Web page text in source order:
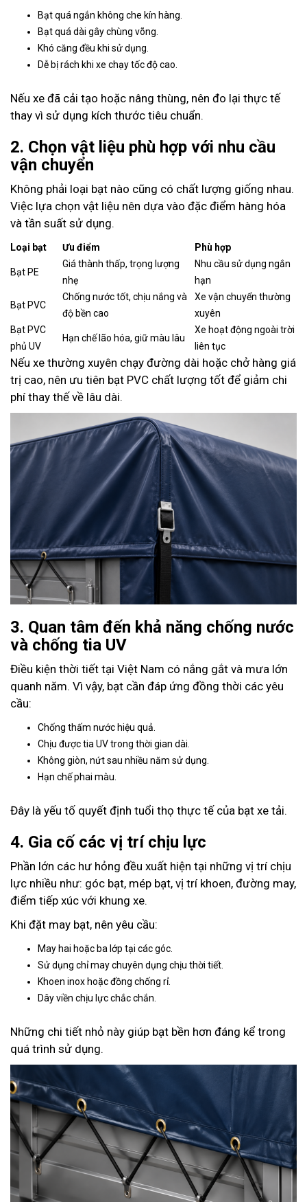
Bạt quá ngắn không che kín hàng.
Bạt quá dài gây chùng võng.
Khó căng đều khi sử dụng.
Dễ bị rách khi xe chạy tốc độ cao.
Nếu xe đã cải tạo hoặc nâng thùng, nên đo lại thực tế
thay vì sử dụng kích thước tiêu chuẩn.
2. Chọn vật liệu phù hợp với nhu cầu
vận chuyển
Không phải loại bạt nào cũng có chất lượng giống nhau.
Việc lựa chọn vật liệu nên dựa vào đặc điểm hàng hóa
và tần suất sử dụng.
Loại bạt Ưu điểm Phù hợp
Bạt PE
Giá thành thấp, trọng lượng
nhẹ
Nhu cầu sử dụng ngắn
hạn
Bạt PVC
Chống nước tốt, chịu nắng và
độ bền cao
Xe vận chuyển thường
xuyên
Bạt PVC
phủ UV
Hạn chế lão hóa, giữ màu lâu
Xe hoạt động ngoài trời
liên tục
Nếu xe thường xuyên chạy đường dài hoặc chở hàng giá
trị cao, nên ưu tiên bạt PVC chất lượng tốt để giảm chi
phí thay thế về lâu dài.
3. Quan tâm đến khả năng chống nước
và chống tia UV
Điều kiện thời tiết tại Việt Nam có nắng gắt và mưa lớn
quanh năm. Vì vậy, bạt cần đáp ứng đồng thời các yêu
cầu:
Chống thấm nước hiệu quả.
Chịu được tia UV trong thời gian dài.
Không giòn, nứt sau nhiều năm sử dụng.
Hạn chế phai màu.
Đây là yếu tố quyết định tuổi thọ thực tế của bạt xe tải.
4. Gia cố các vị trí chịu lực
Phần lớn các hư hỏng đều xuất hiện tại những vị trí chịu
lực nhiều như: góc bạt, mép bạt, vị trí khoen, đường may,
điểm tiếp xúc với khung xe.
Khi đặt may bạt, nên yêu cầu:
May hai hoặc ba lớp tại các góc.
Sử dụng chỉ may chuyên dụng chịu thời tiết.
Khoen inox hoặc đồng chống rỉ.
Dây viền chịu lực chắc chắn.
Những chi tiết nhỏ này giúp bạt bền hơn đáng kể trong
quá trình sử dụng.